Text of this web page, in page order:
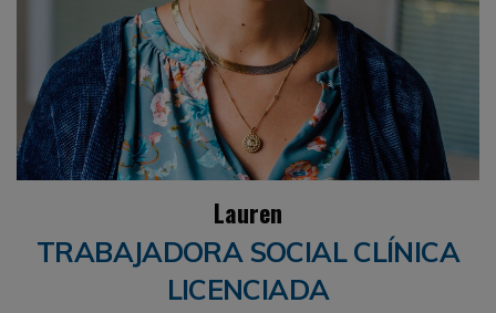
Lauren
TRABAJADORA SOCIAL CLÍNICA
LICENCIADA